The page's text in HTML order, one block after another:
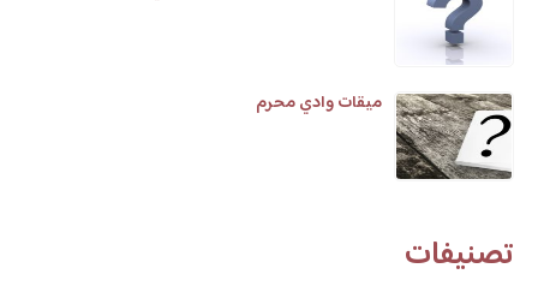
ميقات وادي محرم
تصنيفات